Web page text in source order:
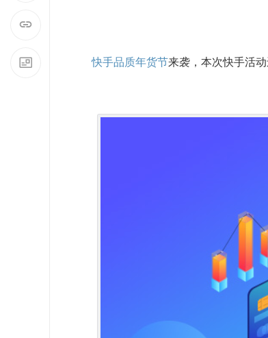
快手品质年货节来袭，本次快手活动